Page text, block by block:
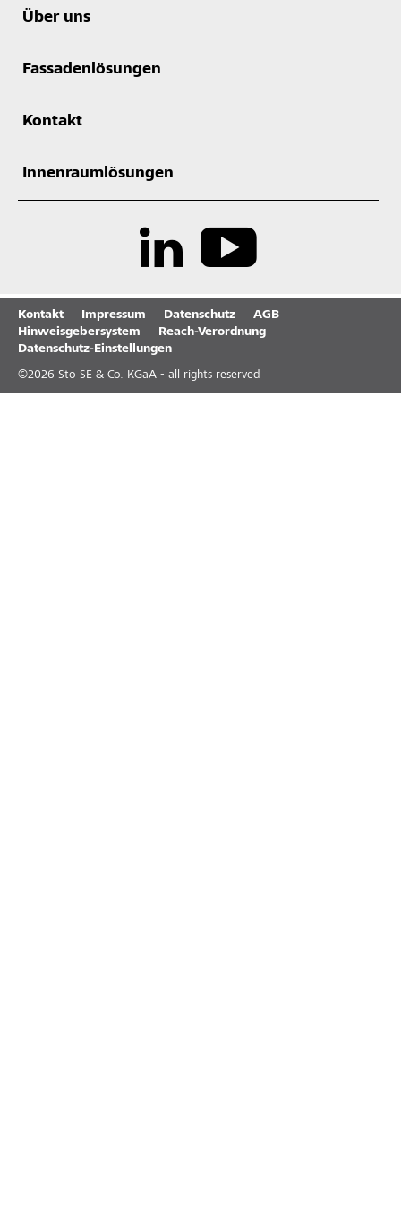
Über uns
Fassadenlösungen
Kontakt
Innenraumlösungen
Kontakt Impressum Datenschutz
AGB
Hinweisgebersystem
Reach-Verordnung
Datenschutz-Einstellungen
©2026 Sto SE & Co. KGaA - all rights reserved